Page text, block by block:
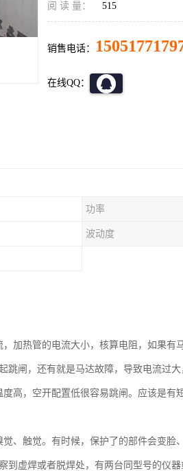
阅 读 量： 515
销售电话：
在线QQ：
功率
波动度
加热管的电流大小，核算电阻，如果有
闸，还有就是马达故障，导致电流过大
高，空开配置低很容易跳闸。应该是有
、触觉。有时候，保护了的部件会变脸
到虚焊或者脱焊处，有两台同型号的仪